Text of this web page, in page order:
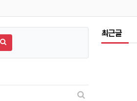
검색하기
최근글